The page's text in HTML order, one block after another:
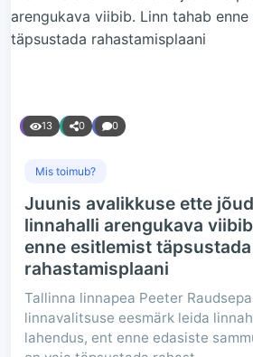
13 0 0
Mis toimub?
Juunis avalikkuse ette
linnahalli arengukava
enne esitlemist täpsustada
rahastamisplaani
Tallinna linnapea Peeter
linnavalitsuse eesmärk leida
lahendus, ent enne edasiste